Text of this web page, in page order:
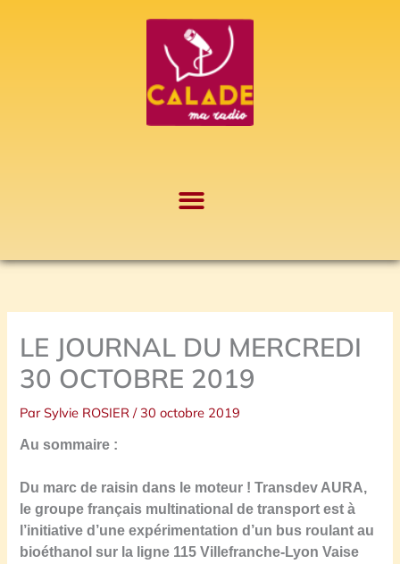
LE JOURNAL DU MERCREDI
30 OCTOBRE 2019
ParSylvie ROSIER/ 30 octobre 2019
Au sommaire :
Du marc de raisin dans le moteur ! Transdev AURA,
le groupe français multinational de transport est à
l’initiative d’une expérimentation d’un bus roulant au
bioéthanol sur la ligne 115 Villefranche-Lyon Vaise